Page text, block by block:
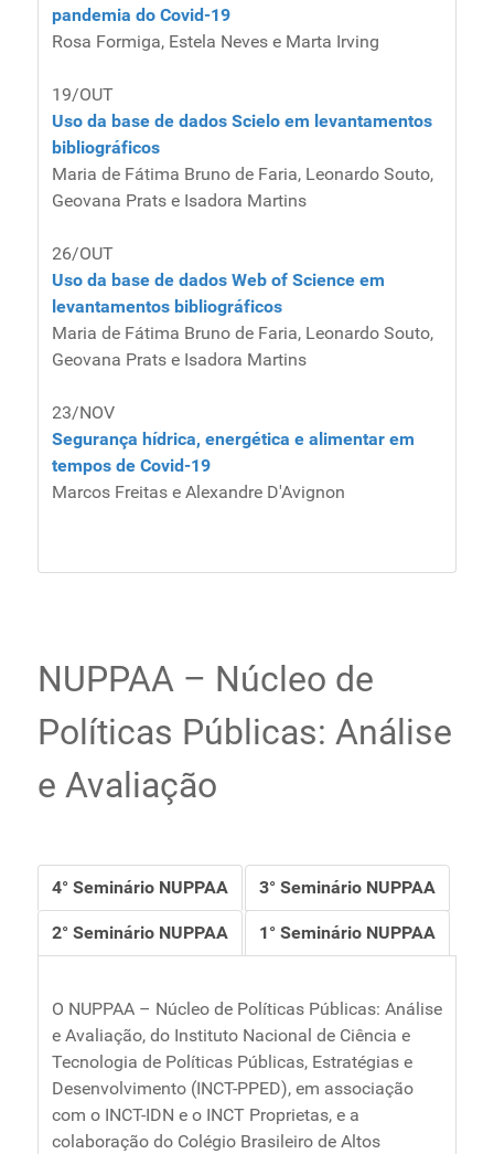
pandemia do Covid-19
Rosa Formiga, Estela Neves e Marta Irving
19/OUT
Uso da base de dados Scielo em levantamentos
bibliográficos
Maria de Fátima Bruno de Faria, Leonardo Souto,
Geovana Prats e Isadora Martins
26/OUT
Uso da base de dados Web of Science em
levantamentos bibliográficos
Maria de Fátima Bruno de Faria, Leonardo Souto,
Geovana Prats e Isadora Martins
23/NOV
Segurança hídrica, energética e alimentar em
tempos de Covid-19
Marcos Freitas e Alexandre D'Avignon
NUPPAA – Núcleo de
Políticas Públicas: Análise
e Avaliação
4° Seminário NUPPAA 3° Seminário NUPPAA
2° Seminário NUPPAA 1° Seminário NUPPAA
O NUPPAA – Núcleo de Políticas Públicas: Análise
e Avaliação, do Instituto Nacional de Ciência e
Tecnologia de Políticas Públicas, Estratégias e
Desenvolvimento (INCT-PPED), em associação
com o INCT-IDN e o INCT Proprietas, e a
colaboração do Colégio Brasileiro de Altos